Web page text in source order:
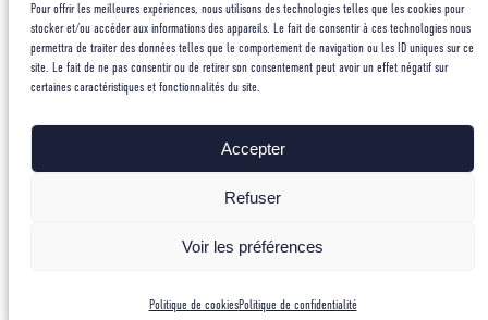
Pour offrir les meilleures expériences, nous utilisons des technologies telles que les cookies pour
stocker et/ou accéder aux informations des appareils. Le fait de consentir à ces technologies nous
permettra de traiter des données telles que le comportement de navigation ou les ID uniques sur ce
site. Le fait de ne pas consentir ou de retirer son consentement peut avoir un effet négatif sur
certaines caractéristiques et fonctionnalités du site.
Accepter
Refuser
Voir les préférences
Politique de cookiesPolitique de confidentialité